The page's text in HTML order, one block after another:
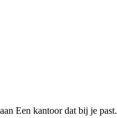
Een kantoor dat bij je past.